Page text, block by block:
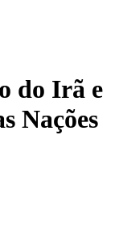
do Irã e
Nações